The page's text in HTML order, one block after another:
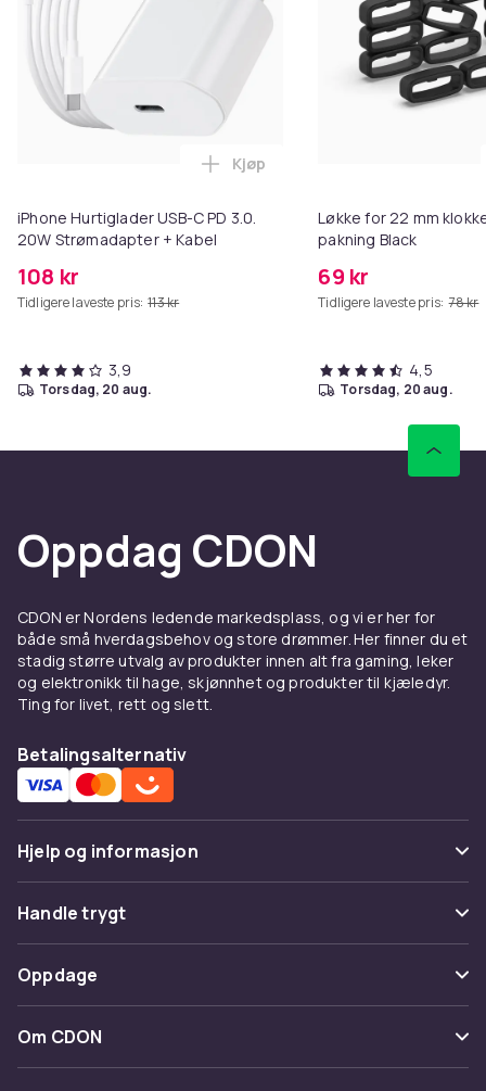
iPhone Hurtiglader USB-C PD 3.0.
20W Strømadapter + Kabel
108 kr
Tidligere laveste pris: 113 kr
Legg iPhone Hurtiglader USB-C
Kjøp
3,9
torsdag, 20 aug.
Løkke for 22 mm
pakning Black
69 kr
Tidligere laveste pris: 78 kr
4,5
torsdag, 20 aug.
Oppdag CDON
CDON er Nordens ledende markedsplass, og vi er her for
både små hverdagsbehov og store drømmer. Her finner du et
stadig større utvalg av produkter innen alt fra gaming, leker
og elektronikk til hage, skjønnhet og produkter til kjæledyr.
Ting for livet, rett og slett.
Betalingsalternativ
Hjelp og informasjon
Vanlige spørsmål
Spor pakke
Angre & returner her
Kontakt oss
Handle trygt
Betaling
Levering
Oppdage
Kategorier
Varemerker
Om CDON